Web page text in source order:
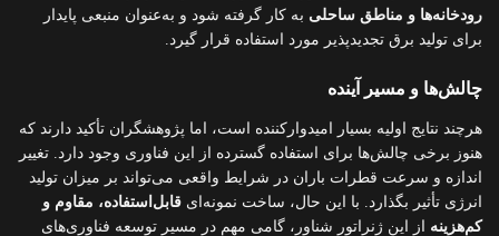
رودخانه‌ها و مناطق ساحلی به کار گرفته شود و به‌عنوان منبعی پایدار
برای تولید برق تجدیدپذیر مورد استفاده قرار گیرد.
چالش‌ها و مسیر آینده
هرچند نتایج اولیه بسیار امیدوارکننده است، اما پژوهشگران تأکید دارند که
هنوز برخی چالش‌ها برای استفاده گسترده از این فناوری وجود دارد. تغییر
اندازه و سرعت قطرات باران در شرایط واقعی می‌تواند بر میزان تولید
انرژی تأثیر بگذارد. با این حال، ساخت نمونه‌ای قابل‌استفاده، مقاوم و
کم‌هزینه از این ژنراتور شناور، گامی مهم در مسیر توسعه فناوری‌های